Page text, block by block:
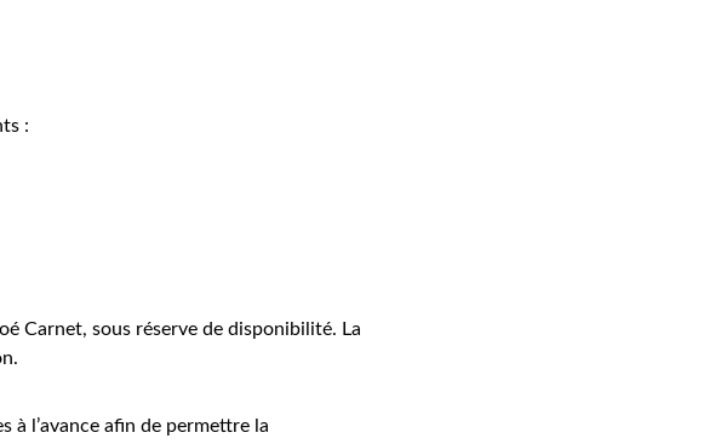
:
Carnet, sous réserve de disponibilité. La
à l’avance afin de permettre la